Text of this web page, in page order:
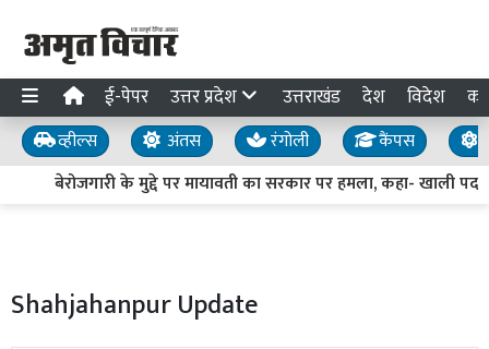
ई-पेपर उत्तर प्रदेश उत्तराखंड देश विदेश
व्हील्स अंतस रंगोली कैंपस
बेरोजगारी के मुद्दे पर मायावती का सरकार पर हमला, कहा- खाली पद
Shahjahanpur Update